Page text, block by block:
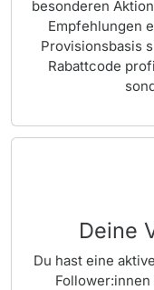
besonderen
Empfehlungen
Provisionsbasis
Rabattcode
Deine
Du hast eine